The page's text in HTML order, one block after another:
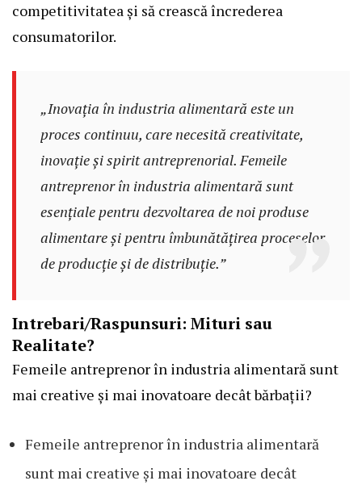
competitivitatea și să crească încrederea
consumatorilor.
„Inovația în industria alimentară este un
proces continuu, care necesită creativitate,
inovație și spirit antreprenorial. Femeile
antreprenor în industria alimentară sunt
esențiale pentru dezvoltarea de noi produse
alimentare și pentru îmbunătățirea proceselor
de producție și de distribuție.”
Intrebari/Raspunsuri: Mituri sau
Realitate?
Femeile antreprenor în industria alimentară sunt
mai creative și mai inovatoare decât bărbații?
Femeile antreprenor în industria alimentară
sunt mai creative și mai inovatoare decât